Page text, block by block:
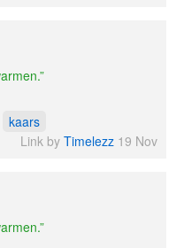
kaars
Link by Timelezz 19 Nov